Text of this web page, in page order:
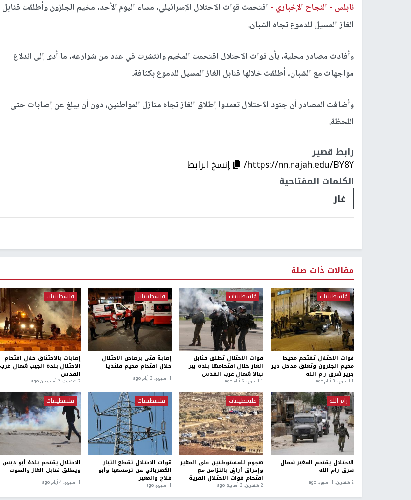
نابلس - النجاح الإخباري - اقتحمت قوات الاحتلال الإسرائيلي، مساء اليوم الأحد، مخيم الجلزون وأطلقت قنابل
الغاز المسيل للدموع تجاه الشبان.
وأفادت مصادر محلية، بأن قوات الاحتلال اقتحمت المخيم وانتشرت في عدد من شوارعه، ما أدى إلى اندلاع
مواجهات مع الشبان، أطلقت خلالها قنابل الغاز المسيل للدموع بكثافة.
وأضافت المصادر أن جنود الاحتلال تعمدوا إطلاق الغاز تجاه منازل المواطنين، دون أن يبلغ عن إصابات حتى
اللحظة.
رابط قصير
https://nn.najah.edu/BY8Y/
إنسخ الرابط
الكلمات المفتاحية
غاز
مقالات ذات صلة
فلسطينيات
قوات الاحتلال تقتحم محيط
مخيم الجلزون وتغلق مدخل دير
جرير شرق رام الله
1 اسبوع.، 3 أيام ago
فلسطينيات
قوات الاحتلال تطلق قنابل
الغاز خلال اقتحامها بلدة بير
نبالا شمال غرب القدس
1 اسبوع.، 6 أيام ago
فلسطينيات
إصابة فتى برصاص الاحتلال
خلال اقتحام مخيم قلنديا
1 اسبوع.، 3 أيام ago
فلسطينيات
إصابات بالاختناق خلال اقتحام
الاحتلال بلدة الجيب شمال غرب
القدس
2 شهرين، 2 أسبوعين ago
رام الله
الاحتلال يقتحم المغير شمال
شرق رام الله
2 شهرين، 1 اسبوع. ago
فلسطينيات
هجوم للمستوطنين على المغير
وإحراق أراضٍ بالتزامن مع
اقتحام قوات الاحتلال القرية
2 شهرين، 3 أسابيع ago
فلسطينيات
قوات الاحتلال تقطع التيار
الكهربائي عن ترمسعيا وأبو
فلاح والمغير
1 اسبوع. ago
فلسطينيات
الاحتلال يقتحم بلدة أبو ديس
ويطلق قنابل الغاز والصوت
1 اسبوع.، 4 أيام ago